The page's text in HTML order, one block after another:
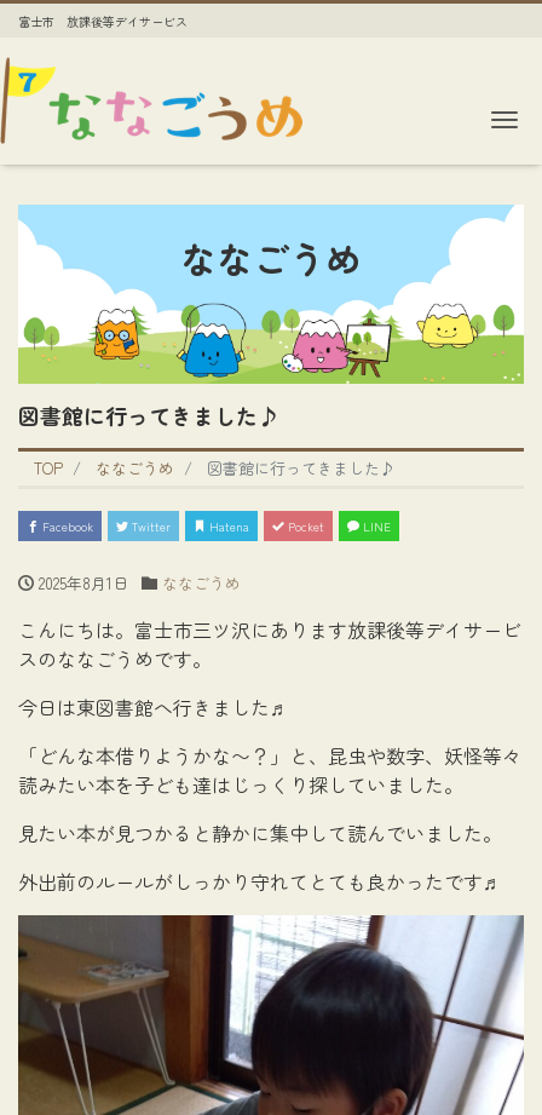
富士市 放課後等デイサービス
ななごうめ
図書館に行ってきました♪
TOP ななごうめ 図書館に行ってきました♪
Facebook Twitter Hatena Pocket LINE
2025年8月1日 ななごうめ
こんにちは。富士市三ツ沢にあります放課後等デイサービ
スのななごうめです。
今日は東図書館へ行きました♬
「どんな本借りようかな〜？」と、昆虫や数字、妖怪等々
読みたい本を子ども達はじっくり探していました。
見たい本が見つかると静かに集中して読んでいました。
外出前のルールがしっかり守れてとても良かったです♬